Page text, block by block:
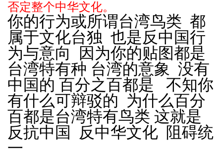
否定整个中华文化。
你的行为或所谓台湾鸟类 都
属于文化台独 也是反中国行
为与意向 因为你的贴图都是
台湾特有种 台湾的意象 没有
中国的 百分之百都是 不知你
有什么可辩驳的 为什么百分
百都是台湾特有鸟类 这就是
反抗中国 反中华文化 阻碍统
一